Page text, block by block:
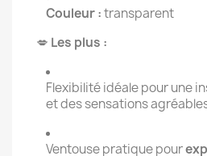
Couleur :transparent
💋 Les plus :
Flexibilité idéale pour une
et des sensations
Ventouse pratique pour